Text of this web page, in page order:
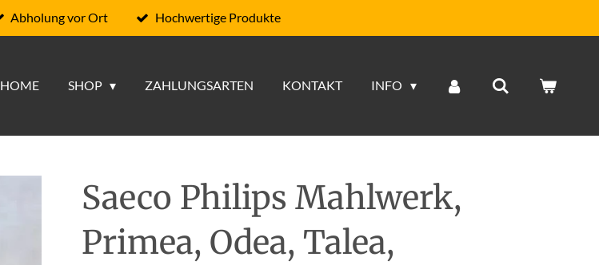
Abholung vor Ort Hochwertige Produkte
HOME SHOP ZAHLUNGSARTEN KONTAKT INFO
Saeco Philips Mahlwerk,
Primea, Odea, Talea,